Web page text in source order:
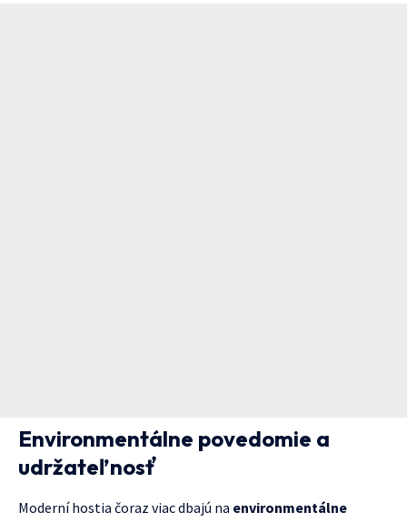
Environmentálne povedomie a
udržateľnosť
Moderní hostia čoraz viac dbajú na environmentálne